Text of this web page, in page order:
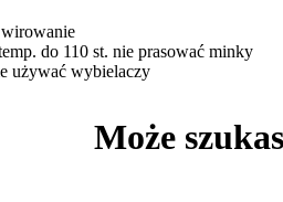
do 110 st. nie prasować minky
używać wybielaczy
Może